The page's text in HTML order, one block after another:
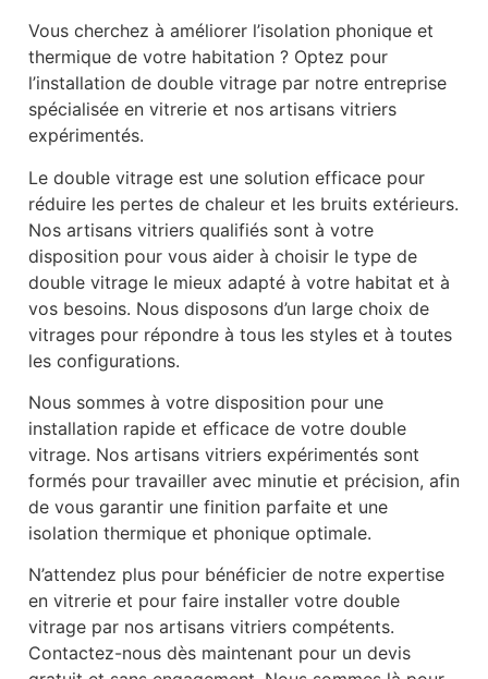
Vous cherchez à améliorer l’isolation phonique et
thermique de votre habitation ? Optez pour
l’installation de double vitrage par notre entreprise
spécialisée en vitrerie et nos artisans vitriers
expérimentés.
Le double vitrage est une solution efficace pour
réduire les pertes de chaleur et les bruits extérieurs.
Nos artisans vitriers qualifiés sont à votre
disposition pour vous aider à choisir le type de
double vitrage le mieux adapté à votre habitat et à
vos besoins. Nous disposons d’un large choix de
vitrages pour répondre à tous les styles et à toutes
les configurations.
Nous sommes à votre disposition pour une
installation rapide et efficace de votre double
vitrage. Nos artisans vitriers expérimentés sont
formés pour travailler avec minutie et précision, afin
de vous garantir une finition parfaite et une
isolation thermique et phonique optimale.
N’attendez plus pour bénéficier de notre expertise
en vitrerie et pour faire installer votre double
vitrage par nos artisans vitriers compétents.
Contactez-nous dès maintenant pour un devis